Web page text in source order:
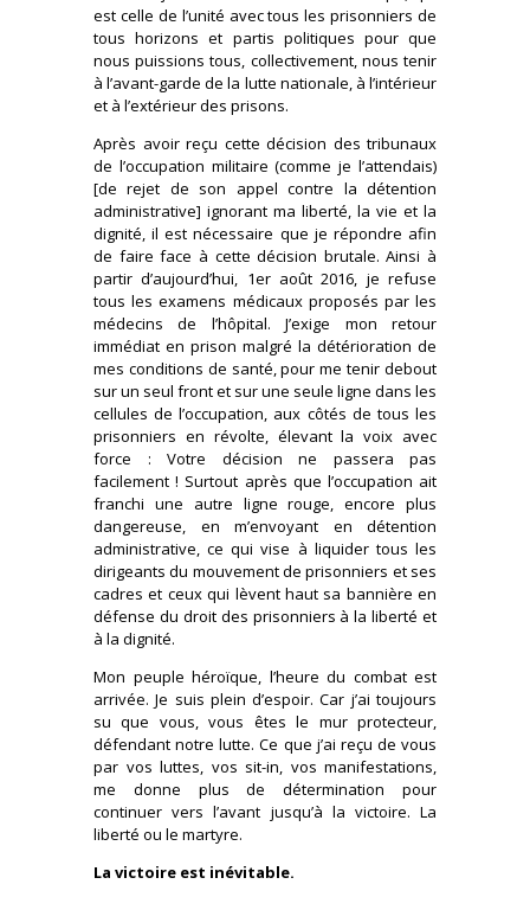
est celle de l’unité avec tous les prisonniers de
tous horizons et partis politiques pour que
nous puissions tous, collectivement, nous tenir
à l’avant-garde de la lutte nationale, à l’intérieur
et à l’extérieur des prisons.
Après avoir reçu cette décision des tribunaux
de l’occupation militaire (comme je l’attendais)
[de rejet de son appel contre la détention
administrative] ignorant ma liberté, la vie et la
dignité, il est nécessaire que je répondre afin
de faire face à cette décision brutale. Ainsi à
partir d’aujourd’hui, 1er août 2016, je refuse
tous les examens médicaux proposés par les
médecins de l’hôpital. J’exige mon retour
immédiat en prison malgré la détérioration de
mes conditions de santé, pour me tenir debout
sur un seul front et sur une seule ligne dans les
cellules de l’occupation, aux côtés de tous les
prisonniers en révolte, élevant la voix avec
force : Votre décision ne passera pas
facilement ! Surtout après que l’occupation ait
franchi une autre ligne rouge, encore plus
dangereuse, en m’envoyant en détention
administrative, ce qui vise à liquider tous les
dirigeants du mouvement de prisonniers et ses
cadres et ceux qui lèvent haut sa bannière en
défense du droit des prisonniers à la liberté et
à la dignité.
Mon peuple héroïque, l’heure du combat est
arrivée. Je suis plein d’espoir. Car j’ai toujours
su que vous, vous êtes le mur protecteur,
défendant notre lutte. Ce que j’ai reçu de vous
par vos luttes, vos sit-in, vos manifestations,
me donne plus de détermination pour
continuer vers l’avant jusqu’à la victoire. La
liberté ou le martyre.
La victoire est inévitable.